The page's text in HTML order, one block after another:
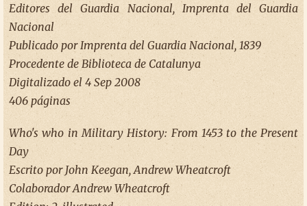
Editores del Guardia Nacional, Imprenta del Guardia
Nacional
Publicado por Imprenta del Guardia Nacional, 1839
Procedente de Biblioteca de Catalunya
Digitalizado el 4 Sep 2008
406 páginas
Who's who in Military History: From 1453 to the Present
Day
Escrito por John Keegan, Andrew Wheatcroft
Colaborador Andrew Wheatcroft